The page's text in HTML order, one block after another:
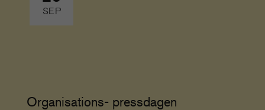
SEP
Organisations- pressdagen